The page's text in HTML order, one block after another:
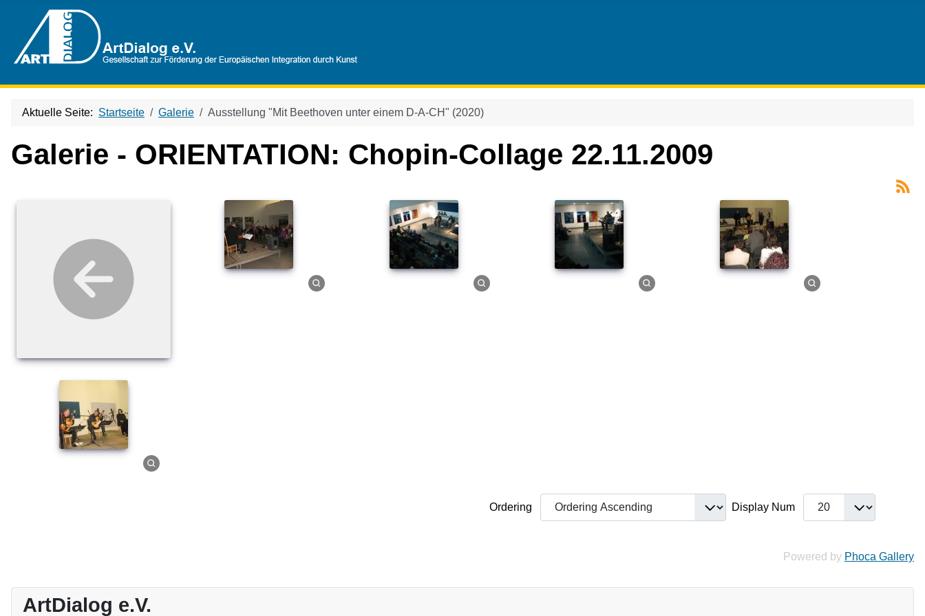
ArtDialog e.V.
Aktuelle Seite: Startseite Galerie Ausstellung "Mit Beethoven unter einem D-A-CH" (2020)
Galerie - ORIENTATION: Chopin-Collage 22.11.2009
Ordering Display Num
Powered by Phoca Gallery